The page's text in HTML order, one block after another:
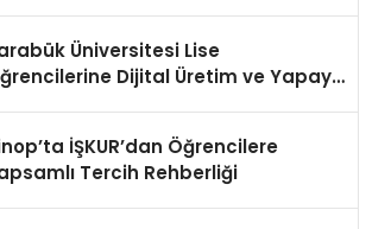
Üniversitesi Lise
Dijital Üretim ve Yapay
İŞKUR’dan Öğrencilere
Tercih Rehberliği